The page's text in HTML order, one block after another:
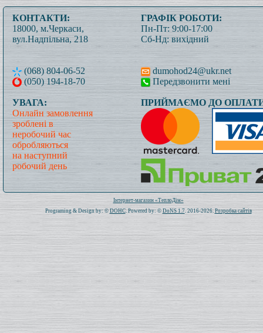
КОНТАКТИ:
18000, м.Черкаси,
вул.Надпільна, 218
(068) 804-06-52
(050) 194-18-70
ГРАФІК РОБОТИ:
Пн-Пт: 9:00-17:00
Сб-Нд: вихідний
dumohod24@ukr.net
Передзвонити мені
УВАГА:
Онлайн замовлення
зроблені в
неробочий час
обробляються
на наступний
робочий день
ПРИЙМАЄМО ДО
Всього: 1020862 Сьогодні: 479
Інтернет-магазин «ТеплоДім»
Programing & Design by: © DOHC. Powered by: © DoNS 1.7. 2016-2026. Розробка сайтів